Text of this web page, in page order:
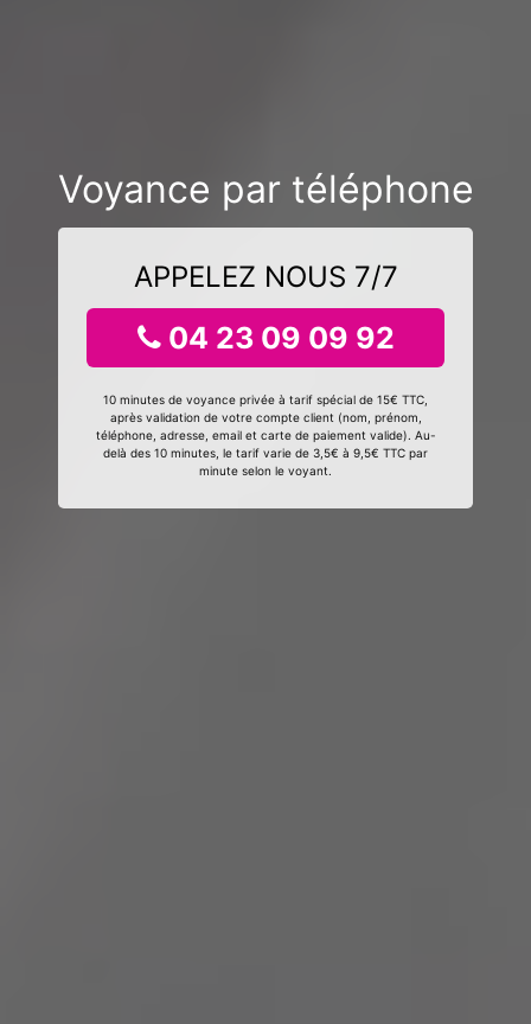
Voyance par téléphone
APPELEZ NOUS 7/7
04 23 09 09 92
10 minutes de voyance privée à tarif spécial de 15€ TTC,
après validation de votre compte client (nom, prénom,
téléphone, adresse, email et carte de paiement valide). Au-
delà des 10 minutes, le tarif varie de 3,5€ à 9,5€ TTC par
minute selon le voyant.